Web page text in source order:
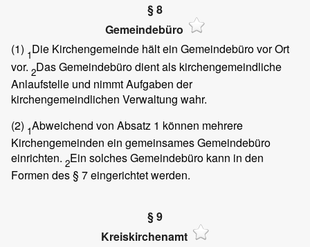
§ 8
Gemeindebüro
(1) 1Die Kirchengemeinde hält ein Gemeindebüro vor Ort
vor. 2Das Gemeindebüro dient als kirchengemeindliche
Anlaufstelle und nimmt Aufgaben der
kirchengemeindlichen Verwaltung wahr.
(2) 1Abweichend von Absatz 1 können mehrere
Kirchengemeinden ein gemeinsames Gemeindebüro
einrichten. 2Ein solches Gemeindebüro kann in den
Formen des § 7 eingerichtet werden.
§ 9
Kreiskirchenamt